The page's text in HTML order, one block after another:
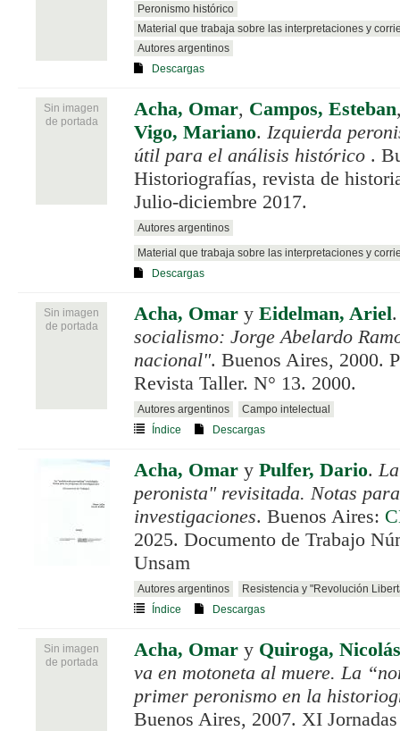
Peronismo histórico
Material que trabaja sobre las interpretaciones y
Autores argentinos
Descargas
Sin imagen
de portada
Acha, Omar, Campos, Esteban
Vigo, Mariano. Izquierda
útil para el análisis histórico .
Historiografías, revista de
Julio-diciembre 2017.
Autores argentinos
Material que trabaja sobre las interpretaciones y
Descargas
Sin imagen
de portada
Acha, Omar y Eidelman, Ariel
socialismo: Jorge Abelardo
nacional". Buenos Aires, 2000.
Revista Taller. N° 13. 2000.
Autores argentinos
Campo intelectual
Índice
Descargas
Acha, Omar y Pulfer, Dario.
peronista" revisitada. Notas
investigaciones. Buenos Aires:
2025. Documento de Trabajo
Unsam
Autores argentinos
Resistencia y "Revolución
Índice
Descargas
Sin imagen
de portada
Acha, Omar y Quiroga, Nicolás
va en motoneta al muere. La
primer peronismo en la
Buenos Aires, 2007. XI Jornadas